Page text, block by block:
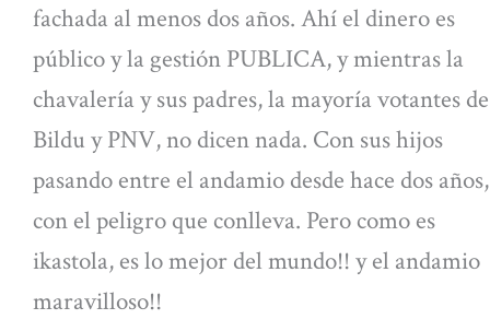
fachada al menos dos años. Ahí el dinero es
público y la gestión PUBLICA, y mientras la
chavalería y sus padres, la mayoría votantes de
Bildu y PNV, no dicen nada. Con sus hijos
pasando entre el andamio desde hace dos años,
con el peligro que conlleva. Pero como es
ikastola, es lo mejor del mundo!! y el andamio
maravilloso!!